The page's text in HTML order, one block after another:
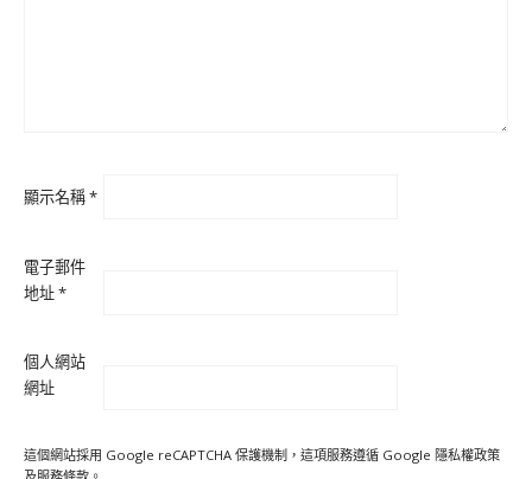
顯示名稱*
電子郵件
地址*
個人網站
網址
這個網站採用 Google reCAPTCHA 保護機制，這項服務遵循 Google 隱私權政策